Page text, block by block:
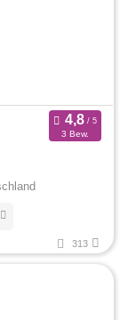
3 Bew.
313